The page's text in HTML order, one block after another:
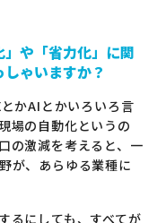
や「省力化」に関
ゃいますか？
かAIとかいろいろ言
場の自動化というの
の激減を考えると、一
が、あらゆる業種に
るにしても、すべてが